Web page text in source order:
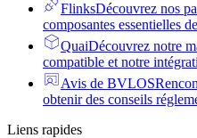
FlinksDécouvrez nos
composantes essentielles
QuaiDécouvrez notre
compatible et notre
Avis de BVLOS
obtenir des conseils
Liens rapides